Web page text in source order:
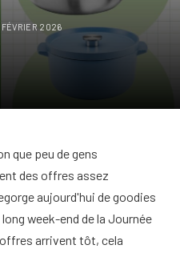
FÉVRIER 2026
que peu de gens
des offres assez
aujourd'hui de goodies
week-end de la Journée
arrivent tôt, cela